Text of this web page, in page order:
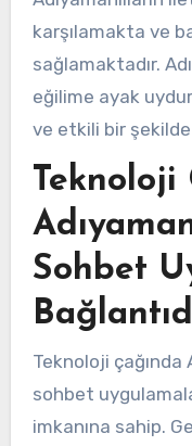
karşılamakta ve
sağlamaktadır.
eğilime ayak
ve etkili bir
Teknoloji
Sohbet
Teknoloji çağında
sohbet
imkanına sahip.